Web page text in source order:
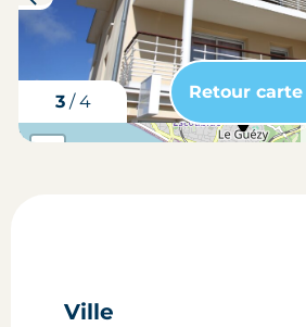
3/4
carte situation du bien
Retour
Ville